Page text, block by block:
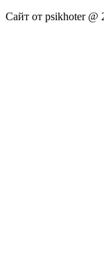
Сайт от psikhoter @